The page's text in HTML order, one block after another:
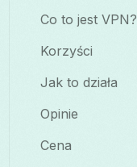
Co to jest VPN?
Korzyści
Jak to działa
Opinie
Cena